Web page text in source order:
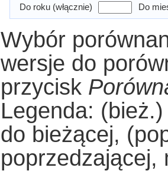
Do roku (włącznie) Do
Wybór
wersje do
przycisk
Legenda:
do bieżącej,
poprzedzającej,